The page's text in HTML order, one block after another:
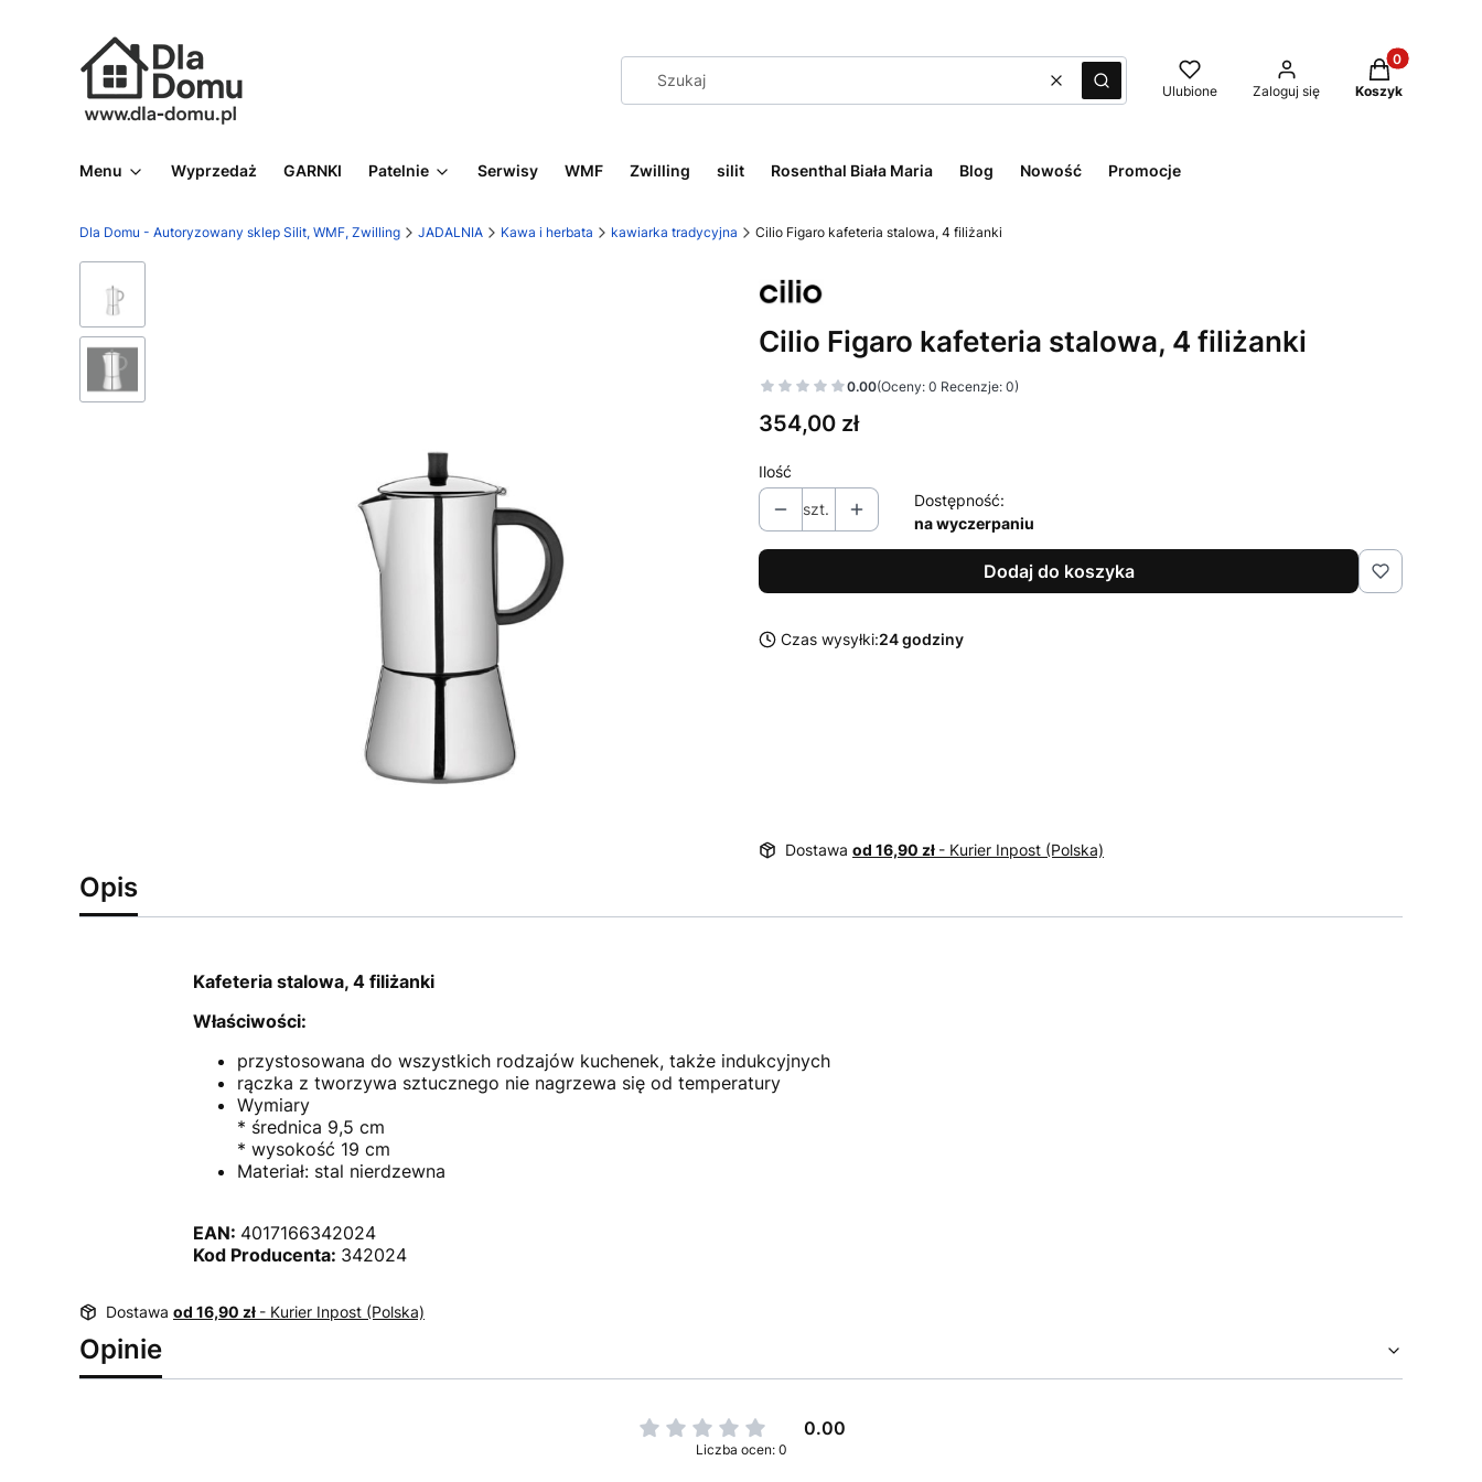
WyczyśćSzukaj Ulubione Zaloguj się
Produkty w
Koszyk
Menu Wyprzedaż GARNKI Patelnie Serwisy WMF Zwilling silit Rosenthal Biała Maria Blog Nowość Promocje
Dla Domu - Autoryzowany sklep Silit, WMF, Zwilling JADALNIA Kawa i herbata kawiarka tradycyjna Cilio Figaro kafeteria stalowa, 4 filiżanki
Cilio Figaro kafeteria stalowa, 4 filiżanki
0.00(Oceny: 0 Recenzje: 0)
Cena
354,00 zł
Ilość
szt.
Dostępność:
na wyczerpaniu
Dodaj do koszyka
Czas wysyłki:24 godziny
Dostawa od 16,90 zł - Kurier Inpost (Polska)
Opis
Kafeteria stalowa, 4 filiżanki
Właściwości:
przystosowana do wszystkich rodzajów kuchenek, także indukcyjnych
rączka z tworzywa sztucznego nie nagrzewa się od temperatury
Wymiary
* średnica 9,5 cm
* wysokość 19 cm
Materiał: stal nierdzewna
EAN: 4017166342024
Kod Producenta: 342024
Dostawa od 16,90 zł - Kurier Inpost (Polska)
Opinie
0.00
Liczba ocen: 0